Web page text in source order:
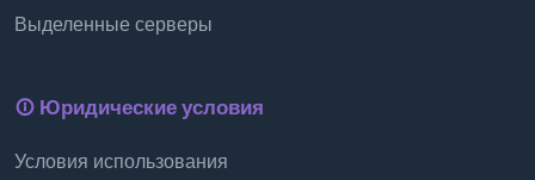
Выделенные серверы
Юридические условия
Условия использования